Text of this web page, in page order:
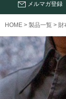
メルマガ登録
HOME 製品一覧 財